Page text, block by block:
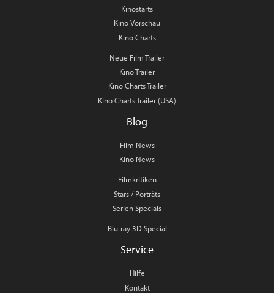
Kinostarts
Kino Vorschau
Kino Charts
Neue Film Trailer
Kino Trailer
Kino Charts Trailer
Kino Charts Trailer (USA)
Blog
Film News
Kino News
Filmkritiken
Stars / Porträts
Serien Specials
Blu-ray 3D Special
Service
Hilfe
Kontakt